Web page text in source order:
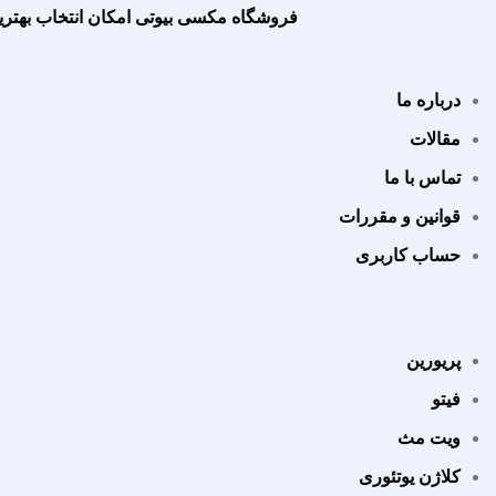
فروشگاه مکسی بیوتی امکان انتخاب
درباره ما
مقالات
تماس با ما
قوانین و مقررات
حساب کاربری
پریورین
فیتو
ویت مث
کلاژن یوتئوری